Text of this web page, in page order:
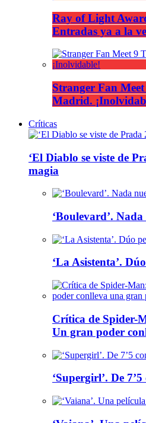
Ray of Light
Entradas ya a la
Stranger Fan
Madrid.
Críticas
‘El Diablo se viste de
magia
‘Boulevard’.
‘La Asistenta’.
Crítica de Spider-
Un gran poder
‘Supergirl’. De